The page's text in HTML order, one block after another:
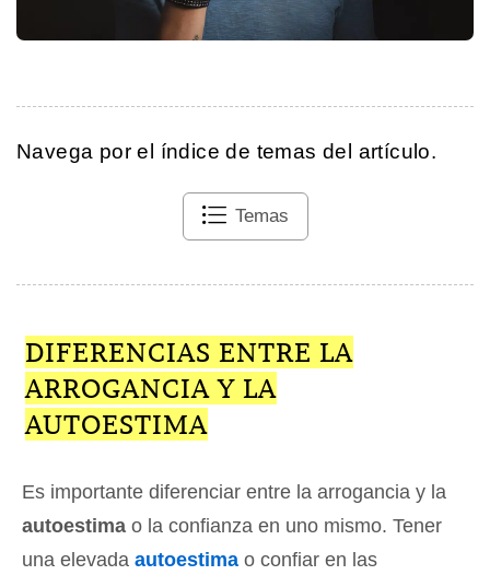
Navega por el índice de temas del artículo.
Temas
DIFERENCIAS ENTRE LA
ARROGANCIA Y LA
AUTOESTIMA
Es importante diferenciar entre la arrogancia y la
autoestima o la confianza en uno mismo. Tener
una elevada autoestima o confiar en las